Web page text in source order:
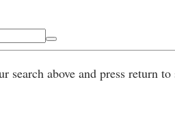
search above and press return to